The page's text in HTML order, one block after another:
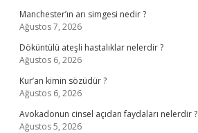
Manchester’ın arı simgesi nedir ?
Ağustos 7, 2026
Döküntülü ateşli hastalıklar nelerdir ?
Ağustos 6, 2026
Kur’an kimin sözüdür ?
Ağustos 6, 2026
Avokadonun cinsel açıdan faydaları nelerdir ?
Ağustos 5, 2026